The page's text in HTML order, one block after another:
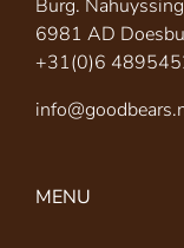
Burg.
6981 AD
+31(0)6
MENU